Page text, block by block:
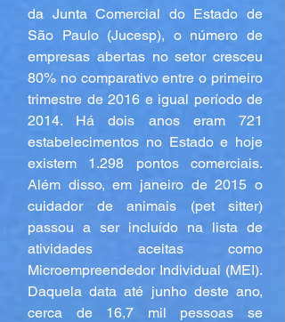
da Junta Comercial do Estado de
São Paulo (Jucesp), o número de
empresas abertas no setor cresceu
80% no comparativo entre o primeiro
trimestre de 2016 e igual período de
2014. Há dois anos eram 721
estabelecimentos no Estado e hoje
existem 1.298 pontos comerciais.
Além disso, em janeiro de 2015 o
cuidador de animais (pet sitter)
passou a ser incluído na lista de
atividades aceitas como
Microempreendedor Individual (MEI).
Daquela data até junho deste ano,
cerca de 16,7 mil pessoas se